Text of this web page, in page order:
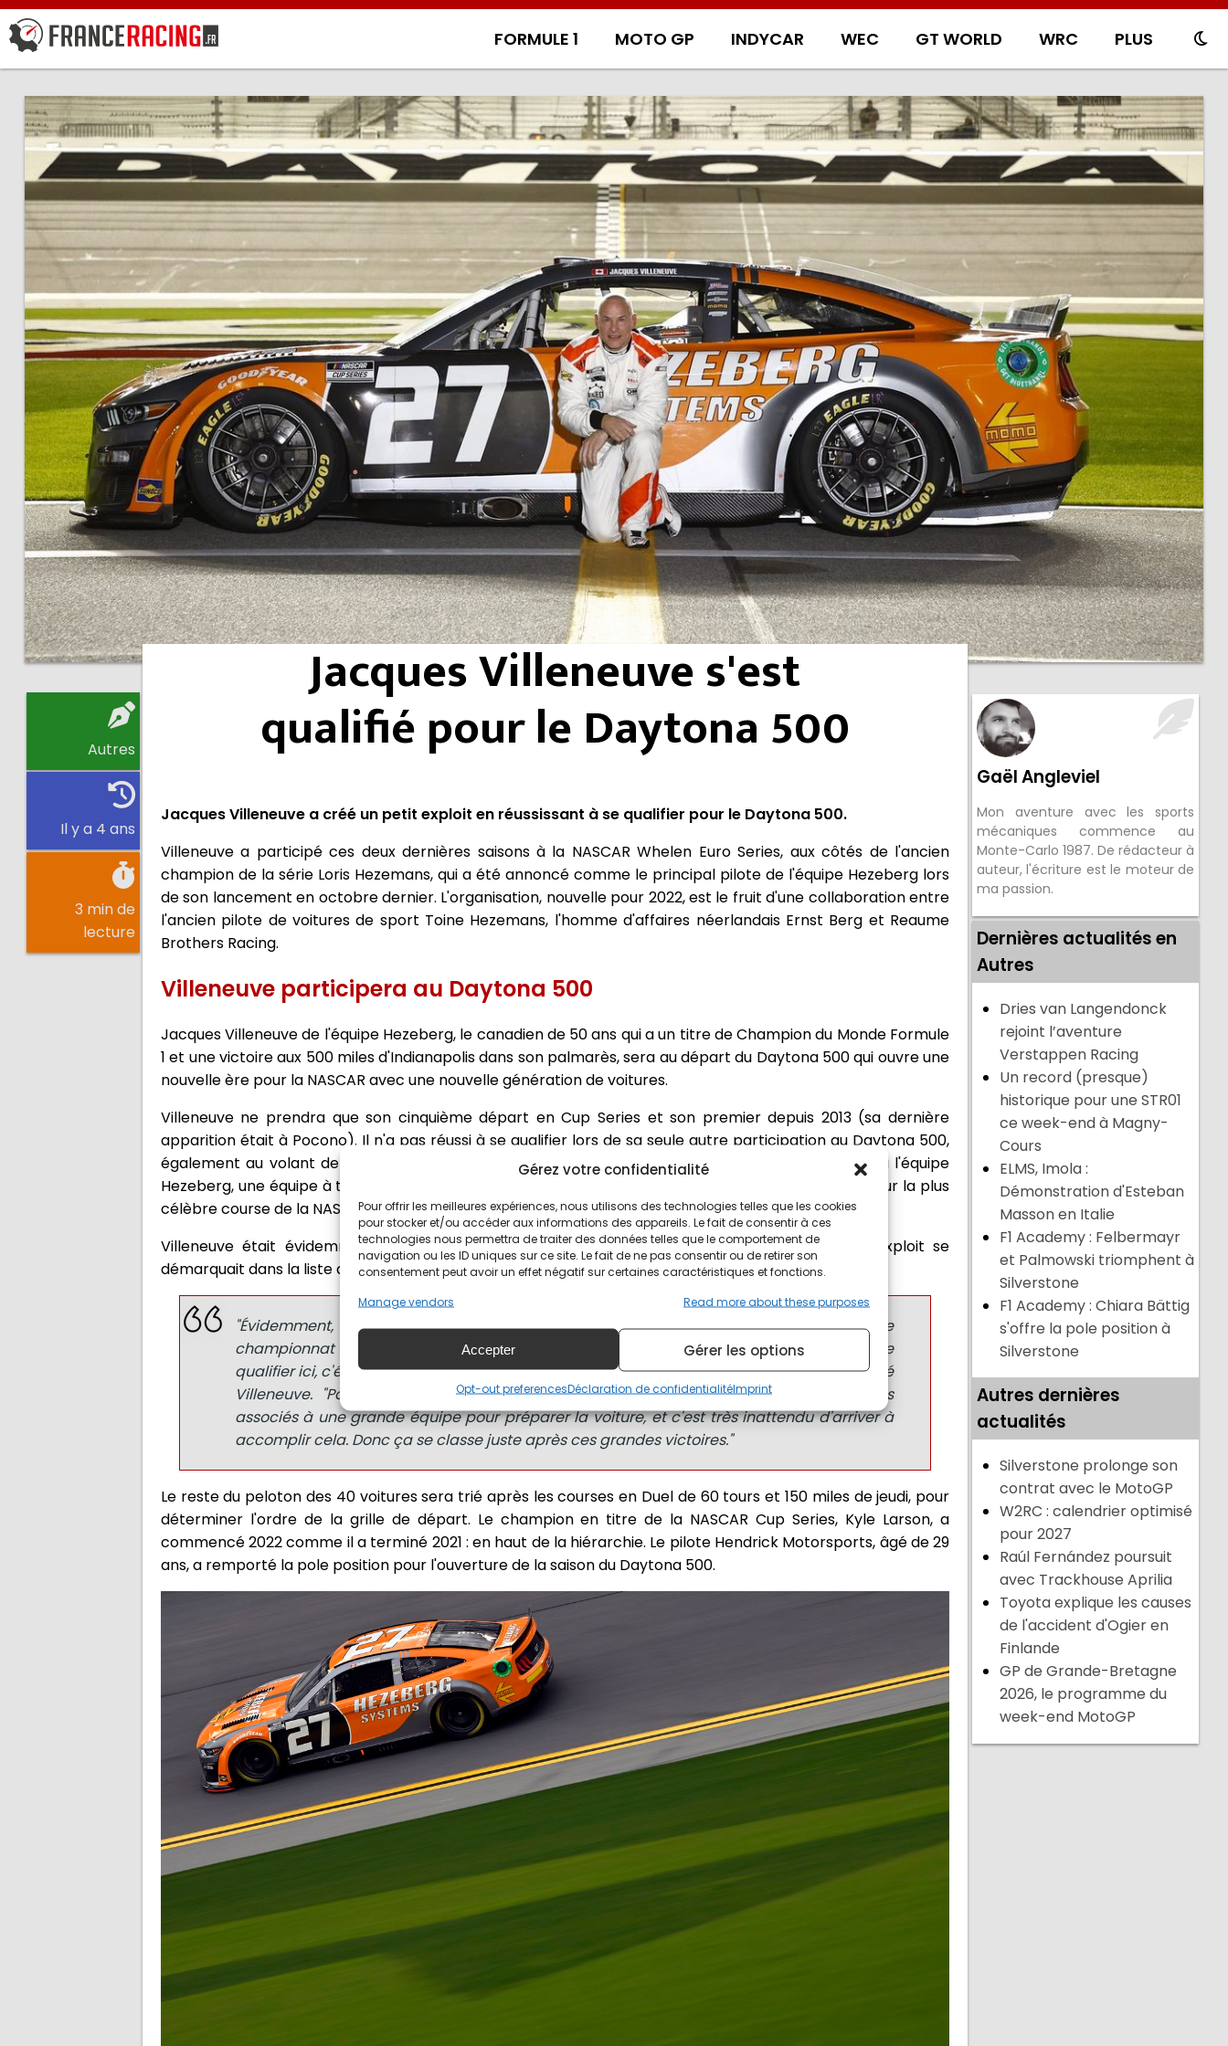
Gérez votre confidentialité
Pour offrir les meilleures expériences, nous utilisons des technologies telles que les cookies
pour stocker et/ou accéder aux informations des appareils. Le fait de consentir à ces
technologies nous permettra de traiter des données telles que le comportement de
navigation ou les ID uniques sur ce site. Le fait de ne pas consentir ou de retirer son
consentement peut avoir un effet négatif sur certaines caractéristiques et fonctions.
Manage vendors
Read more about these purposes
Accepter Gérer les options
Opt-out preferencesDéclaration de confidentialitéImprint
FORMULE 1 MOTO GP INDYCAR WEC GT WORLD WRC PLUS
Autres
Il y a 4 ans
3 min de
lecture
Jacques Villeneuve s'est
qualifié pour le Daytona 500
Jacques Villeneuve a créé un petit exploit en réussissant à se qualifier pour le Daytona 500.
Villeneuve a participé ces deux dernières saisons à la NASCAR Whelen Euro Series, aux côtés de l'ancien
champion de la série Loris Hezemans, qui a été annoncé comme le principal pilote de l'équipe Hezeberg lors
de son lancement en octobre dernier. L'organisation, nouvelle pour 2022, est le fruit d'une collaboration entre
l'ancien pilote de voitures de sport Toine Hezemans, l'homme d'affaires néerlandais Ernst Berg et Reaume
Brothers Racing.
Villeneuve participera au Daytona 500
Jacques Villeneuve de l'équipe Hezeberg, le canadien de 50 ans qui a un titre de Champion du Monde Formule
1 et une victoire aux 500 miles d'Indianapolis dans son palmarès, sera au départ du Daytona 500 qui ouvre une
nouvelle ère pour la NASCAR avec une nouvelle génération de voitures.
Villeneuve ne prendra que son cinquième départ en Cup Series et son premier depuis 2013 (sa dernière
apparition était à Pocono). Il n'a pas réussi à se qualifier lors de sa seule autre participation au Daytona 500,
également au volant de la voiture n°27 du propriétaire de l'équipe Bill Davis en 2008. Il donnera à l'équipe
Hezeberg, une équipe à temps partiel d'origine européenne, sa première apparition en Cup Series sur la plus
célèbre course de la NASCAR.
Villeneuve était évidemment tout sourire après les essais chronométrés, affirmant que cet exploit se
démarquait dans la liste des réalisations de sa carrière.
"Évidemment, ce n'est pas une victoire. Ce n'est pas comme gagner l'Indy 500 ou le
championnat de F1. Mais à ce stade de ma carrière, la dernière fois que j'ai essayé de me
qualifier ici, c'était il y a 14 ans, le simple fait de faire le spectacle est incroyable", a déclaré
Villeneuve. "Parce que nous sommes une petite équipe, nous ne nous sommes pas
associés à une grande équipe pour préparer la voiture, et c'est très inattendu d'arriver à
accomplir cela. Donc ça se classe juste après ces grandes victoires."
Le reste du peloton des 40 voitures sera trié après les courses en Duel de 60 tours et 150 miles de jeudi, pour
déterminer l'ordre de la grille de départ. Le champion en titre de la NASCAR Cup Series, Kyle Larson, a
commencé 2022 comme il a terminé 2021 : en haut de la hiérarchie. Le pilote Hendrick Motorsports, âgé de 29
ans, a remporté la pole position pour l'ouverture de la saison du Daytona 500.
Gaël Angleviel
Mon aventure avec les sports
mécaniques commence au
Monte-Carlo 1987. De rédacteur à
auteur, l'écriture est le moteur de
ma passion.
Dernières actualités en
Autres
Dries van Langendonck
rejoint l’aventure
Verstappen Racing
Un record (presque)
historique pour une STR01
ce week-end à Magny-
Cours
ELMS, Imola :
Démonstration d'Esteban
Masson en Italie
F1 Academy : Felbermayr
et Palmowski triomphent à
Silverstone
F1 Academy : Chiara Bättig
s'offre la pole position à
Silverstone
Autres dernières
actualités
Silverstone prolonge son
contrat avec le MotoGP
W2RC : calendrier optimisé
pour 2027
Raúl Fernández poursuit
avec Trackhouse Aprilia
Toyota explique les causes
de l'accident d'Ogier en
Finlande
GP de Grande-Bretagne
2026, le programme du
week-end MotoGP